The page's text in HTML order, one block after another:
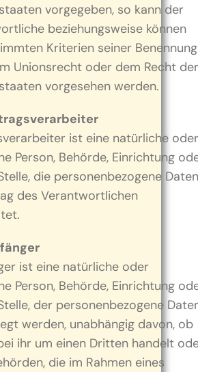
vorgegeben, so kann der
beziehungsweise können
Kriterien seiner Benennung
Unionsrecht oder dem Recht der
vorgesehen werden.
ist eine natürliche oder
Person, Behörde, Einrichtung
die personenbezogene Daten
des Verantwortlichen
ist eine natürliche oder
Person, Behörde, Einrichtung
der personenbezogene
werden, unabhängig davon, ob
ihr um einen Dritten handelt
die im Rahmen eines